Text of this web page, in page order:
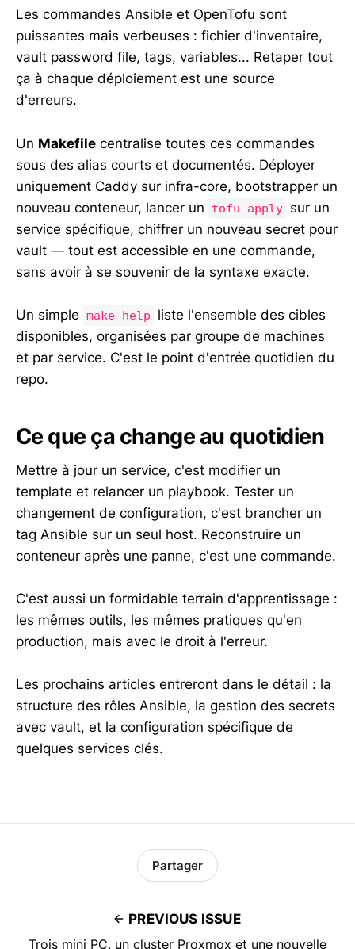
Les commandes Ansible et OpenTofu sont
puissantes mais verbeuses : fichier d'inventaire,
vault password file, tags, variables... Retaper tout
ça à chaque déploiement est une source
d'erreurs.
Un Makefile centralise toutes ces commandes
sous des alias courts et documentés. Déployer
uniquement Caddy sur infra-core, bootstrapper un
nouveau conteneur, lancer un
tofu apply sur un
service spécifique, chiffrer un nouveau secret pour
vault — tout est accessible en une commande,
sans avoir à se souvenir de la syntaxe exacte.
Un simple make help
liste l'ensemble des cibles
disponibles, organisées par groupe de machines
et par service. C'est le point d'entrée quotidien du
repo.
Ce que ça change au quotidien
Mettre à jour un service, c'est modifier un
template et relancer un playbook. Tester un
changement de configuration, c'est brancher un
tag Ansible sur un seul host. Reconstruire un
conteneur après une panne, c'est une commande.
C'est aussi un formidable terrain d'apprentissage :
les mêmes outils, les mêmes pratiques qu'en
production, mais avec le droit à l'erreur.
Les prochains articles entreront dans le détail : la
structure des rôles Ansible, la gestion des secrets
avec vault, et la configuration spécifique de
quelques services clés.
PREVIOUS ISSUE
Trois mini PC, un cluster Proxmox et une nouvelle
Partager